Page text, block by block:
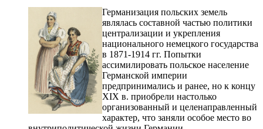
Германизация польских земель
являлась составной частью политики
централизации и укрепления
национального немецкого государства
в 1871-1914 гг. Попытки
ассимилировать польское население
Германской империи
предпринимались и ранее, но к концу
XIX в. приобрели настолько
организованный и целенаправленный
характер, что заняли особое место во